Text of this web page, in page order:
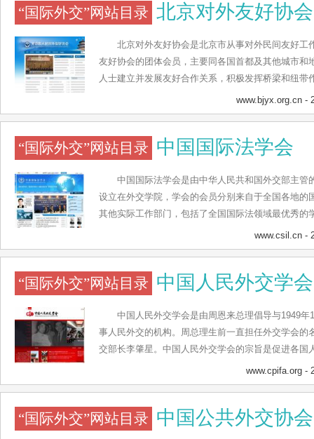
平共处，共同创造进步和谐之理想社会；团结一切可
全球的权益；积极筹措世界华人基金，开展扶贫济困
“国际外交”网站目录 北京对外友好协会
北京对外友好协会是北京市从事对外民间友好工
友好协会的团体会员，主要同各国首都及其他城市和
人士建立并发展友好合作关系，积极发挥桥梁和纽带
服务；促进民间对外经济、贸易合作，推动国内外
务；举办文化、体育、教育、科技等领域的国际民间
览，开展民间对外交流，为把首都建设成为繁荣、文
北京对外友好协会目前已与世界上60多个国家的220
进北京人民同世界各国人民之间的了解和友谊，促
方位、多层次、宽领域的民间对外友好工作，为建设
www.bjyx.org.cn -
“国际外交”网站目录 中国国际法学会
中国国际法学会是由中华人民共和国外交部主管
设立在外交学院，学会的会员分别来自于全国各地的
其他实际工作部门，包括了全国国际法领域最优秀的
会章程，通过组织多种形式的活动，促进国际法在
进国内外学界的交流，服务于国家的外交外事工作和
界的纽带。
www.csil.cn -
“国际外交”网站目录 中国人民外交学会
中国人民外交学会是由周恩来总理倡导与1949
事人民外交的机构。周总理生前一直担任外交学会的
交部长李肇星。中国人民外交学会的宗旨是促进各国
民之间的友谊，建议中国与其他世界各国的良好关
作。 在我们的网站上您可以找到学会最新的一些动
信息中刊登。相关的国事访问以及外交新闻您也可以
提供更多的学会专题，论坛等方面的介绍。 您可以
www.cpifa.org -
“国际外交”网站目录 中国公共外交协会